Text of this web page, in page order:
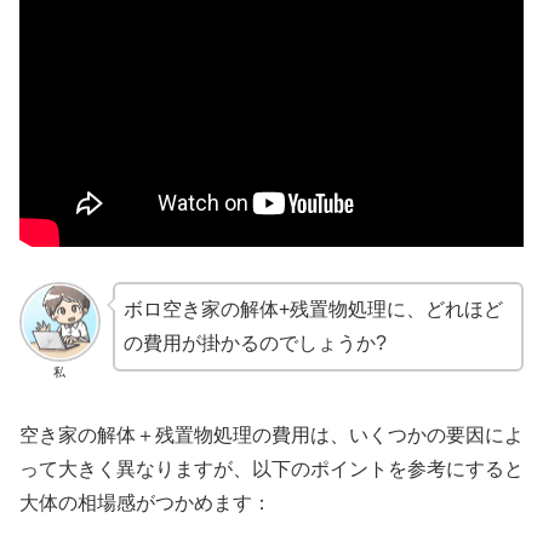
私
ボロ空き家の解体+残置物処理に、どれほど
の費用が掛かるのでしょうか?
空き家の解体＋残置物処理の費用は、いくつかの要因によ
って大きく異なりますが、以下のポイントを参考にすると
大体の相場感がつかめます：